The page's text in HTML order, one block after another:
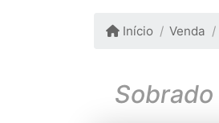
Início Venda